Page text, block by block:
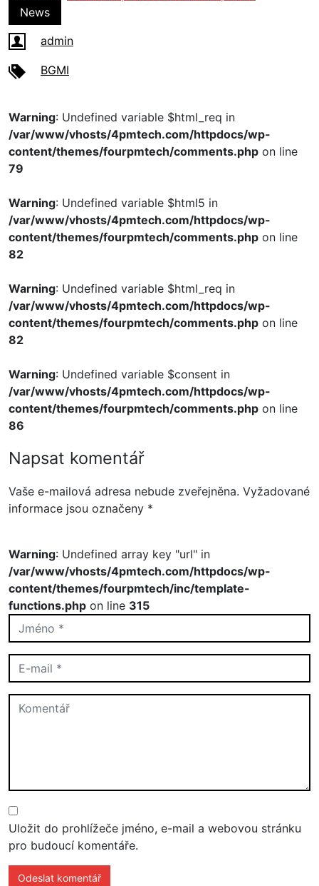
News
admin
BGMI
Warning: Undefined variable $html_req in
/var/www/vhosts/4pmtech.com/httpdocs/wp-
content/themes/fourpmtech/comments.php on line
79
Warning: Undefined variable $html5 in
/var/www/vhosts/4pmtech.com/httpdocs/wp-
content/themes/fourpmtech/comments.php on line
82
Warning: Undefined variable $html_req in
/var/www/vhosts/4pmtech.com/httpdocs/wp-
content/themes/fourpmtech/comments.php on line
82
Warning: Undefined variable $consent in
/var/www/vhosts/4pmtech.com/httpdocs/wp-
content/themes/fourpmtech/comments.php on line
86
Napsat komentář
Vaše e-mailová adresa nebude zveřejněna. Vyžadované
informace jsou označeny *
Warning: Undefined array key "url" in
/var/www/vhosts/4pmtech.com/httpdocs/wp-
content/themes/fourpmtech/inc/template-
functions.php on line 315
Uložit do prohlížeče jméno, e-mail a webovou stránku
pro budoucí komentáře.